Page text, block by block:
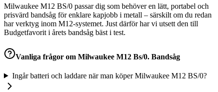
Milwaukee M12 BS/0 passar dig som behöver en lätt, portabel och
prisvärd bandsåg för enklare kapjobb i metall – särskilt om du redan
har verktyg inom M12-systemet. Just därför har vi utsett den till
Budgetfavorit i årets bandsåg bäst i test.
Vanliga frågor om Milwaukee M12 Bs/0. Bandsåg
Ingår batteri och laddare när man köper Milwaukee M12 BS/0?